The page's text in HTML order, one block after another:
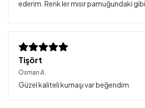
ederim. Renk ler mısır pamuğundaki
Tişört
OsmanA.
Güzel kaliteli kumaşı var beğendim